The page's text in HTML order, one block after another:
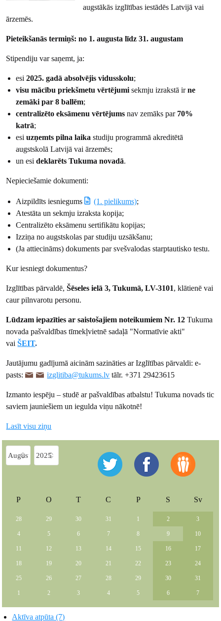
augstākās izglītības iestādēs Latvijā vai
ārzemēs.
Pieteikšanās termiņš: no 1. augusta līdz 31. augustam
Stipendiju var saņemt, ja:
esi2025. gadā absolvējis vidusskolu;
visu mācību priekšmetu vērtējumi sekmju izrakstā irne
zemāki par 8 ballēm;
centralizēto eksāmenu vērtējums nav zemāks par 70%
katrā;
esiuzņemts pilna laika studiju programmā akreditētā
augstskolā Latvijā vai ārzemēs;
un esideklarēts Tukuma novadā.
Nepieciešamie dokumenti:
Aizpildīts iesniegums (1. pielikums);
Atestāta un sekmju izraksta kopija;
Centralizēto eksāmenu sertifikātu kopijas;
Izziņa no augstskolas par studiju uzsākšanu;
(Ja attiecināms) dokuments par svešvalodas starptautisko testu.
Kur iesniegt dokumentus?
Izglītības pārvaldē, Šēseles ielā 3, Tukumā, LV-3101, klātienē vai
caur pilnvarotu personu.
Lūdzam iepazīties ar saistošajiem noteikumiem Nr. 12 Tukuma
novada pašvaldības tīmekļvietnē sadaļā "Normatīvie akti"
vai ŠEIT.
Jautājumu gadījumā aicinām sazināties ar Izglītības pārvaldi: e-
pasts:
izglitiba@tukums.lv tālr. +371 29423615
Izmanto iespēju – studē ar pašvaldības atbalstu! Tukuma novads tic
saviem jauniešiem un iegulda viņu nākotnē!
Lasīt visu ziņu
P O T C P S Sv
28 29 30 31 1 2 3
4 5 6 7 8 9 10
11 12 13 14 15 16 17
18 19 20 21 22 23 24
25 26 27 28 29 30 31
1 2 3 4 5 6 7
Aktīva atpūta (7)